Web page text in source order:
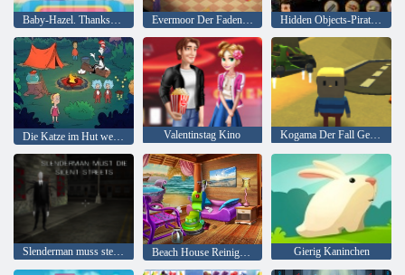
Baby-Hazel. Thanksgiving-Spaß Evermoor Der Faden des Schicksals Hidden Objects-Piraten-Schatz
Valentinstag Kino Kogama Der Fall Geisterhaus
Slenderman muss sterben: Stille Straßen Beach House Reinigung Gierig Kaninchen